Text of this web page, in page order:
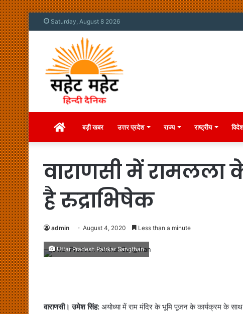
Saturday, August 8 2026
Homeबड़ी खबर उत्तर प्रदेश राज्य राष्ट्रीय विदेश
वाराणसी में रामलला
है रुद्राभिषेक
admin August 4, 2020 Less than a minute
Uttar Pradesh Patrkar Sangthan
वाराणसी। उमेश सिंह: अयोध्या में राम मंदिर के भूमि पूजन के कार्यक्रम के